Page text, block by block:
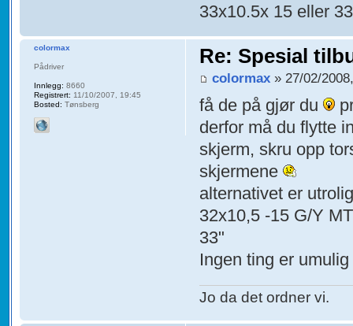
33x10.5x 15 eller
Re: Spesial
colormax » 27/02/
få de på gjør du
derfor må du flytte
skjerm, skru opp
skjermene
alternativet er
32x10,5 -15 G/Y
33"
Ingen ting er
Jo da det ordner vi.
colormax
Pådriver
Innlegg: 8660
Registrert: 11/10/2007, 19:45
Bosted: Tønsberg